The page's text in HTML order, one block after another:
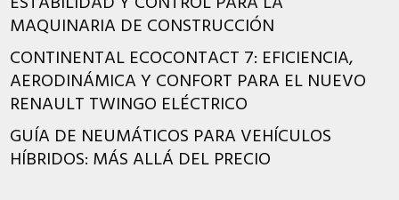
MAQUINARIA DE CONSTRUCCIÓN
CONTINENTAL ECOCONTACT 7: EFICIENCIA,
AERODINÁMICA Y CONFORT PARA EL NUEVO
RENAULT TWINGO ELÉCTRICO
GUÍA DE NEUMÁTICOS PARA VEHÍCULOS
HÍBRIDOS: MÁS ALLÁ DEL PRECIO